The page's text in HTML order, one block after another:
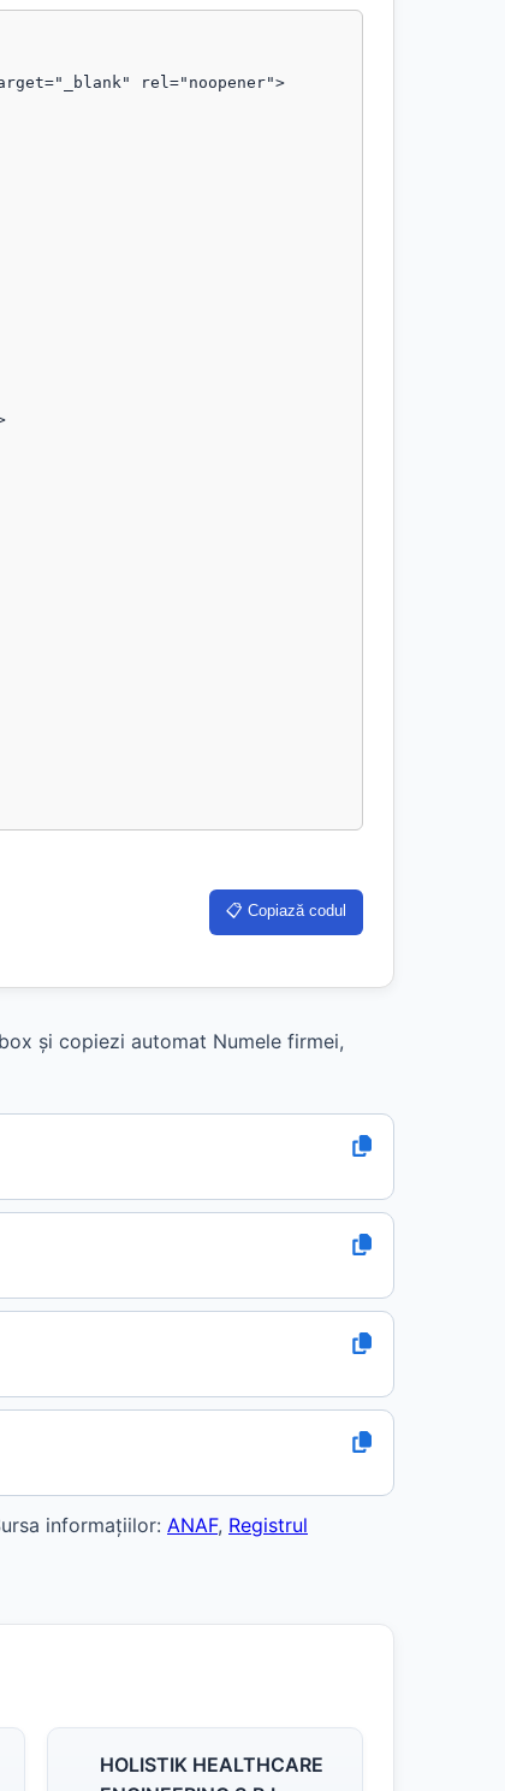
rel="noopener">
📋 Copiază codul
și copiezi automat Numele firmei,
informațiilor: ANAF, Registrul
HOLISTIK HEALTHCARE